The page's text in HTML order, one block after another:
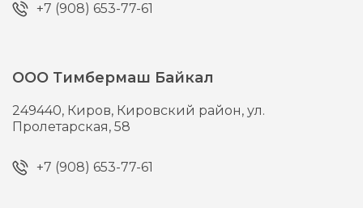
+7 (908) 653-77-61
ООО Тимбермаш Байкал
249440, Киров, Кировский район, ул.
Пролетарская, 58
+7 (908) 653-77-61